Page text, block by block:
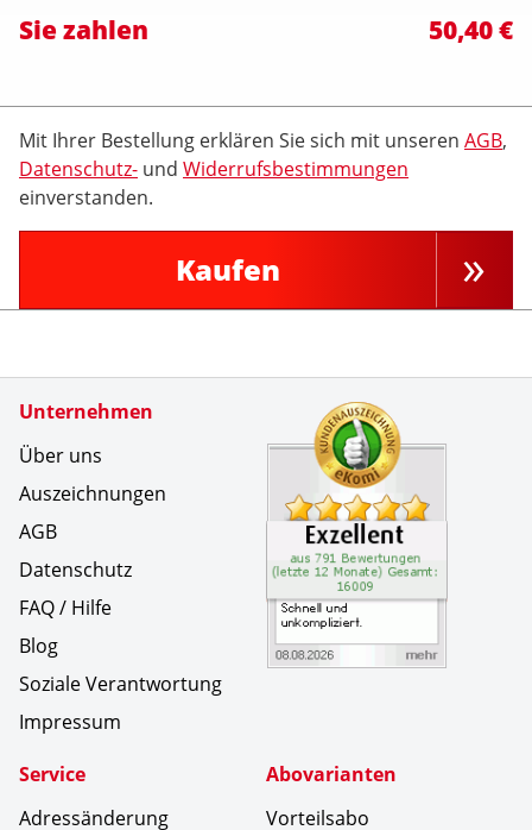
Sie zahlen 50,40 €
Mit Ihrer Bestellung erklären Sie sich mit unseren AGB,
Datenschutz- und Widerrufsbestimmungen
einverstanden.
Kaufen
Unternehmen
Über uns
Auszeichnungen
AGB
Datenschutz
FAQ / Hilfe
Blog
Soziale Verantwortung
Impressum
Service
Adressänderung
Abovarianten
Vorteilsabo
Zertifikate